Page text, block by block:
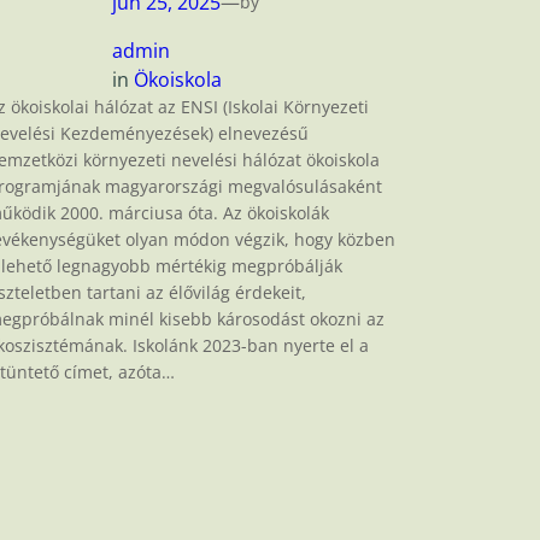
admin
in Ökoiskola
ökoiskolai hálózat az ENSI (Iskolai Környezeti
Kezdeményezések) elnevezésű
környezeti nevelési hálózat ökoiskola
magyarországi megvalósulásaként
2000. márciusa óta. Az ökoiskolák
olyan módon végzik, hogy közben
legnagyobb mértékig megpróbálják
tartani az élővilág érdekeit,
minél kisebb károsodást okozni az
Iskolánk 2023-ban nyerte el a
címet, azóta…